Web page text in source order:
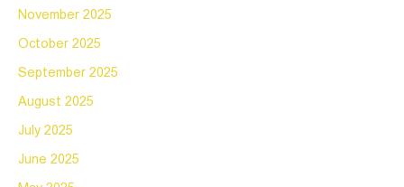
November 2025
October 2025
September 2025
August 2025
July 2025
June 2025